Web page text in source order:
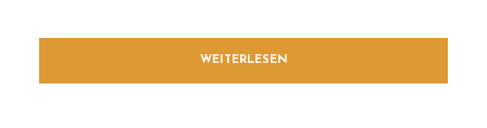
WEITERLESEN